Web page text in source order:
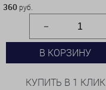
360 руб.
В КОРЗИНУ
КУПИТЬ В 1 КЛИК